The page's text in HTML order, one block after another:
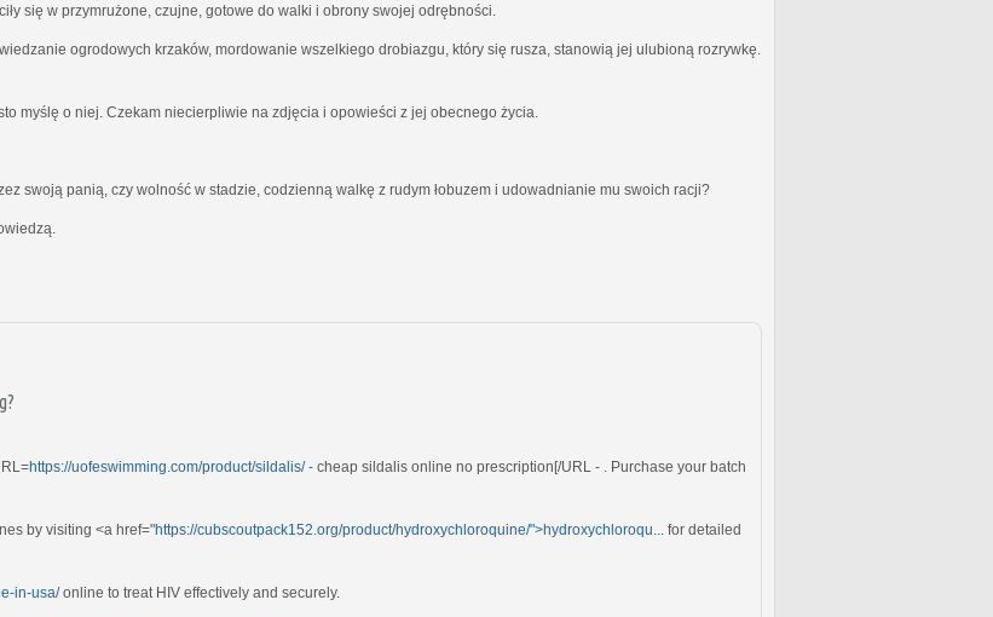
się w przymrużone, czujne, gotowe do walki i obrony swojej odrębności.
ogrodowych krzaków, mordowanie wszelkiego drobiazgu, który się rusza, stanowią jej ulubioną rozrywkę.
myślę o niej. Czekam niecierpliwie na zdjęcia i opowieści z jej obecnego życia.
swoją panią, czy wolność w stadzie, codzienną walkę z rudym łobuzem i udowadnianie mu swoich racji?
https://uofeswimming.com/product/sildalis/- cheap sildalis online no prescription[/URL - . Purchase your batch
by visiting <a href="https://cubscoutpack152.org/product/hydroxychloroquine/">hydroxychloroqu...
for detailed
in-usa/online to treat HIV effectively and securely.